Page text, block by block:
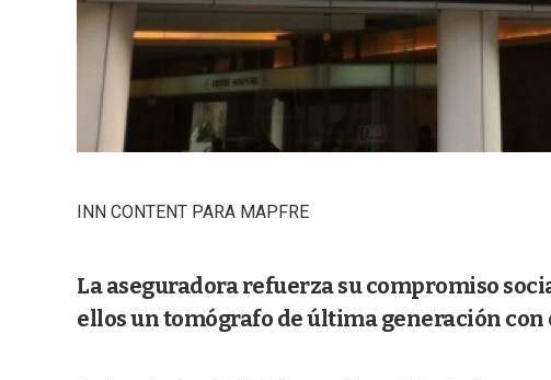
INN CONTENT PARA MAPFRE
La aseguradora refuerza su compromiso
ellos un tomógrafo de última generación